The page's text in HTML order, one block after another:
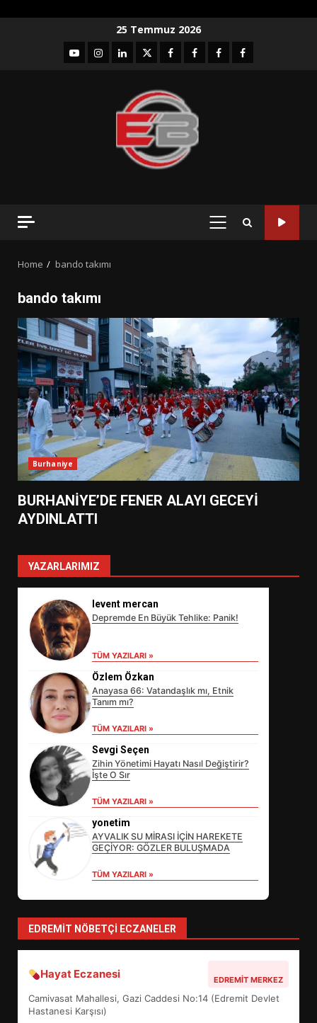
25 Temmuz 2026
YouTubeInstagram
LinkedIntwitterfacebook-Facebook-
Facebook-Facebook-
PRIMARY
Home bando takımı
bando takımı
Burhaniye
BURHANİYE’DE FENER ALAYI GECEYİ
AYDINLATTI
YAZARLARIMIZ
levent mercan
Depremde En Büyük Tehlike: Panik!
TÜM YAZILARI »
Özlem Özkan
Anayasa 66: Vatandaşlık mı, Etnik
Tanım mı?
TÜM YAZILARI »
Sevgi Seçen
Zihin Yönetimi Hayatı Nasıl Değiştirir?
İşte O Sır
TÜM YAZILARI »
yonetim
AYVALIK SU MİRASI İÇİN HAREKETE
GEÇİYOR: GÖZLER BULUŞMADA
TÜM YAZILARI »
EDREMIT NÖBETÇI ECZANELER
Hayat Eczanesi EDREMIT MERKEZ
Camivasat Mahallesi, Gazi Caddesi No:14 (Edremit Devlet
Hastanesi Karşısı)
SÜRDÜRÜLEBİLİRLİKTE NE
DEĞİŞECEK?
4
5
BALIKESİR MÜZELERİNDE SÜRE
UZATILDI: NE DEĞİŞTİ?